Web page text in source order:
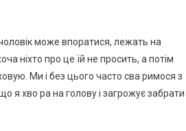
чоловік може впоратися, лежать на
ніхто про це їй не просить, а потім
Ми і без цього часто сва римося з
я хво ра на голову і загрожує забрати